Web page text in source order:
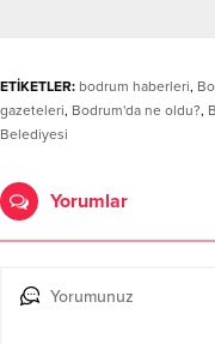
ETİKETLER: bodrum haberleri,
gazeteleri, Bodrum'da ne oldu?,
Belediyesi
Yorumlar